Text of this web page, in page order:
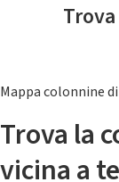
Mappa colonnine
Trova la
vicina a te